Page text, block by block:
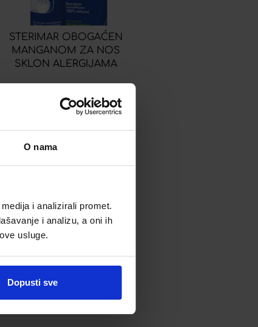
O nama
i analizirali promet.
i analizu, a oni ih
usluge.
Dopusti sve
STERIMAR OBOGAĆEN
MANGANOM ZA NOS
SKLON ALERGIJAMA
Pročitaj više